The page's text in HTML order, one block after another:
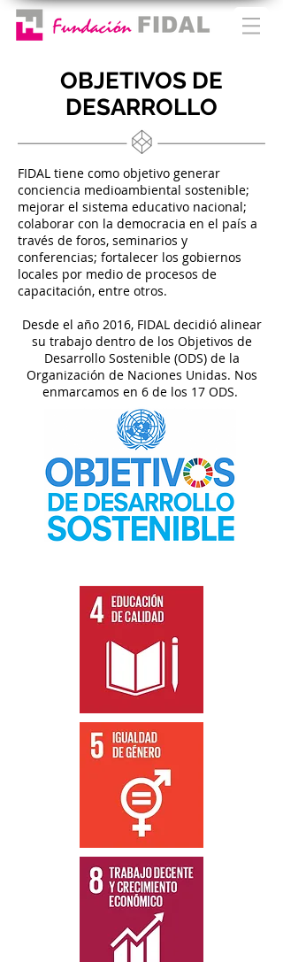
OBJETIVOS DE
DESARROLLO
FIDAL tiene como objetivo generar
conciencia medioambiental sostenible;
mejorar el sistema educativo nacional;
colaborar con la democracia en el país a
través de foros, seminarios y
conferencias; fortalecer los gobiernos
locales por medio de procesos de
capacitación, entre otros.
Desde el año 2016, FIDAL decidió alinear
su trabajo dentro de los Objetivos de
Desarrollo Sostenible (ODS) de la
Organización de Naciones Unidas. Nos
enmarcamos en 6 de los 17 ODS.